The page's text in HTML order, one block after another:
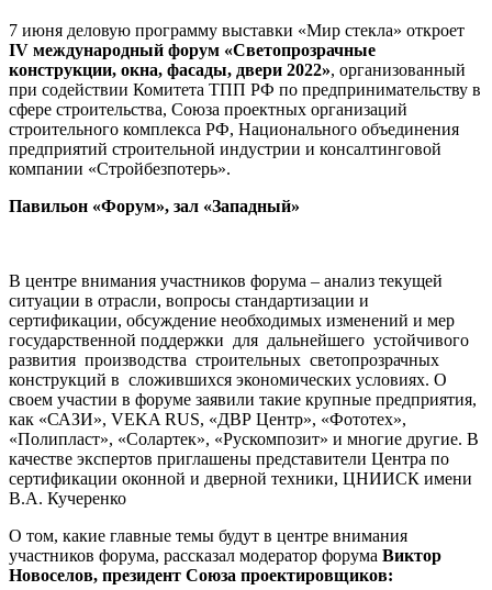
7 июня деловую программу выставки «Мир стекла» откроет
IV международный форум «Светопрозрачные
конструкции, окна, фасады, двери 2022», организованный
при содействии Комитета ТПП РФ по предпринимательству в
сфере строительства, Союза проектных организаций
строительного комплекса РФ, Национального объединения
предприятий строительной индустрии и консалтинговой
компании «Стройбезпотерь».
Павильон «Форум», зал «Западный»
В центре внимания участников форума – анализ текущей
ситуации в отрасли, вопросы стандартизации и
сертификации, обсуждение необходимых изменений и мер
государственной поддержки для дальнейшего устойчивого
развития производства строительных светопрозрачных
конструкций в сложившихся экономических условиях. О
своем участии в форуме заявили такие крупные предприятия,
как «САЗИ», VEKA RUS, «ДВР Центр», «Фототех»,
«Полипласт», «Солартек», «Рускомпозит» и многие другие. В
качестве экспертов приглашены представители Центра по
сертификации оконной и дверной техники, ЦНИИСК имени
В.А. Кучеренко
О том, какие главные темы будут в центре внимания
участников форума, рассказал модератор форума Виктор
Новоселов, президент Союза проектировщиков: